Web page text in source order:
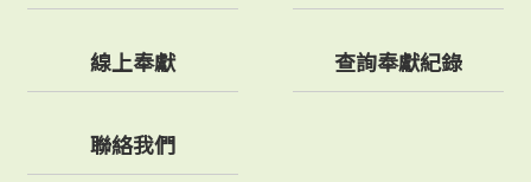
線上奉獻 查詢奉獻紀錄
聯絡我們